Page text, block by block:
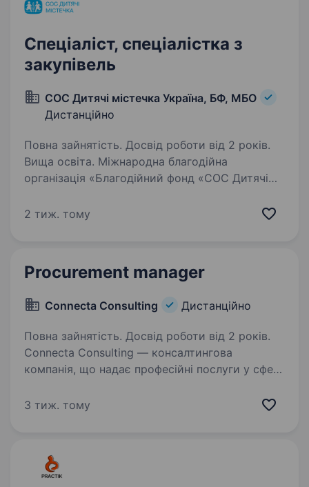
Спеціаліст, спеціалістка з
закупівель
СОС Дитячі містечка Україна, БФ, МБО
Дистанційно
Повна зайнятість. Досвід роботи від 2 років.
Вища освіта. Міжнародна благодійна
організація «Благодійний фонд «СОС Дитячі
запрошує приєднатися до команди
2 тиж. тому
Procurement manager
Connecta Consulting Дистанційно
Повна зайнятість. Досвід роботи від 2 років.
Connecta Consulting — консалтингова
компанія, що надає професійні послуги у сфері
супроводу клієнтів у тендерних процедурах,
3 тиж. тому